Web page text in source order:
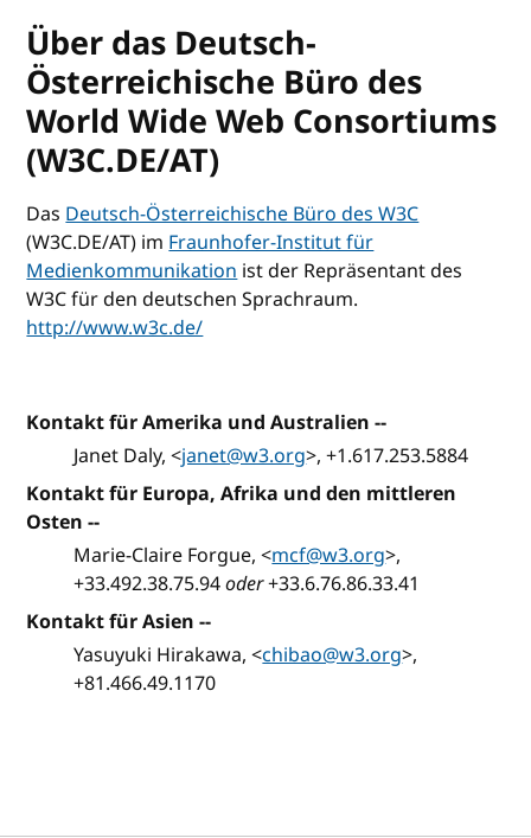
Über das Deutsch-
Österreichische Büro des
World Wide Web Consortiums
(W3C.DE/AT)
DasDeutsch-Österreichische Büro des W3C
(W3C.DE/AT) imFraunhofer-Institut für
Medienkommunikationist der Repräsentant des
W3C für den deutschen Sprachraum.
http://www.w3c.de/
Kontakt für Amerika und Australien --
Janet Daly, <janet@w3.org>, +1.617.253.5884
Kontakt für Europa, Afrika und den mittleren
Osten --
Marie-Claire Forgue, <mcf@w3.org>,
+33.492.38.75.94oder+33.6.76.86.33.41
Kontakt für Asien --
Yasuyuki Hirakawa, <chibao@w3.org>,
+81.466.49.1170